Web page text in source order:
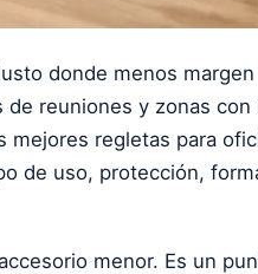
donde menos
reuniones y zonas
mejores regletas para
de uso, protección,
menor. Es un